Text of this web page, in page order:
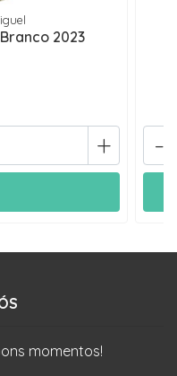
2023
+ -
momentos!